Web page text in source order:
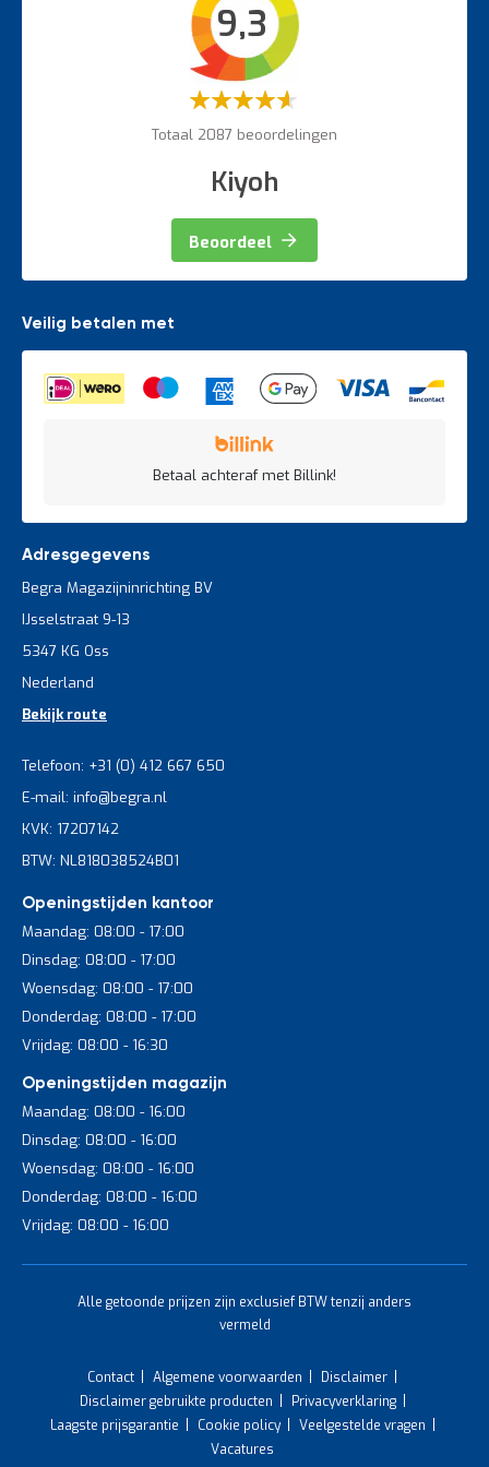
9,3
Waardering:
Totaal 2087 beoordelingen
Kiyoh
Beoordeel
Veilig betalen met
Betaal achteraf met Billink!
Adresgegevens
Begra Magazijninrichting BV
IJsselstraat 9-13
5347 KG Oss
Nederland
Bekijk route
Telefoon: +31 (0) 412 667 650
E-mail: info@begra.nl
KVK: 17207142
BTW: NL818038524B01
Openingstijden kantoor
Maandag: 08:00 - 17:00
Dinsdag: 08:00 - 17:00
Woensdag: 08:00 - 17:00
Donderdag: 08:00 - 17:00
Vrijdag: 08:00 - 16:30
Openingstijden magazijn
Maandag: 08:00 - 16:00
Dinsdag: 08:00 - 16:00
Woensdag: 08:00 - 16:00
Donderdag: 08:00 - 16:00
Vrijdag: 08:00 - 16:00
Alle getoonde prijzen zijn exclusief BTW tenzij anders
vermeld
Contact Algemene voorwaarden
Disclaimer
Disclaimer gebruikte producten
Privacyverklaring
Laagste prijsgarantie
Cookie policy
Veelgestelde vragen
Vacatures